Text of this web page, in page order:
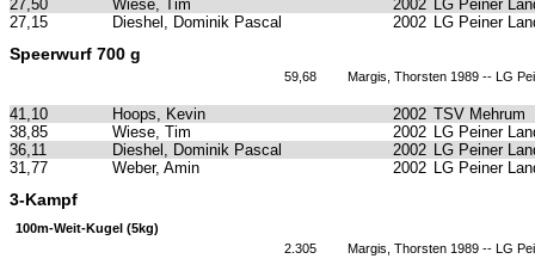
27,50 Wiese, Tim 2002 LG Peiner
27,15
Dieshel, Dominik Pascal 2002 LG Peiner
Speerwurf 700 g
59,68 Margis, Thorsten 1989 -- LG
41,10 Hoops, Kevin 2002 TSV Mehrum
38,85
Wiese, Tim 2002 LG Peiner
36,11
Dieshel, Dominik Pascal 2002 LG Peiner
31,77
Weber, Amin 2002 LG Peiner
3-Kampf
100m-Weit-Kugel (5kg)
2.305
Margis, Thorsten 1989 -- LG